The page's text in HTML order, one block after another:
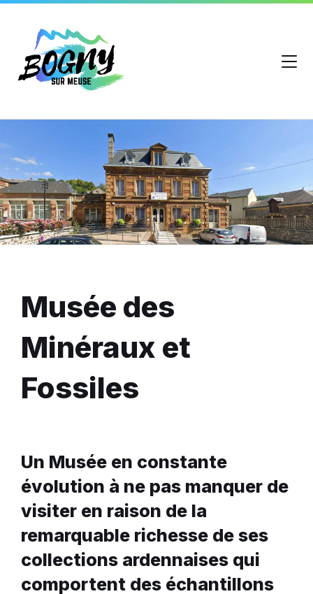
Musée des
Minéraux et
Fossiles
Un Musée en constante
évolution à ne pas manquer de
visiter en raison de la
remarquable richesse de ses
collections ardennaises qui
comportent des échantillons